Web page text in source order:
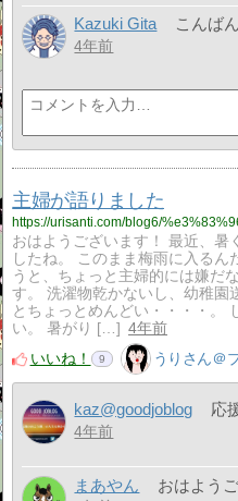
Kazuki Gita こんば
4年前
主婦が語りました
おはようございます！ 最近、暑
したね。 このまま梅雨に入るん
うと、ちょっと主婦的には嫌だ
す。 洗濯物乾かないし、幼稚園
とちょっとめんどい・・・・。
い。 暑がり […]
4年前
いいね！
9 うりさん＠プロフィール見
kaz@goodjoblog 応
4年前
まあやん おはよう